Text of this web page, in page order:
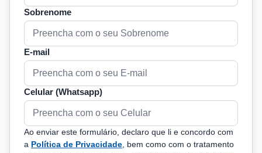
Sobrenome
E-mail
Celular (Whatsapp)
Ao enviar este formulário, declaro que li e concordo com
a Política de Privacidade , bem como com o tratamento